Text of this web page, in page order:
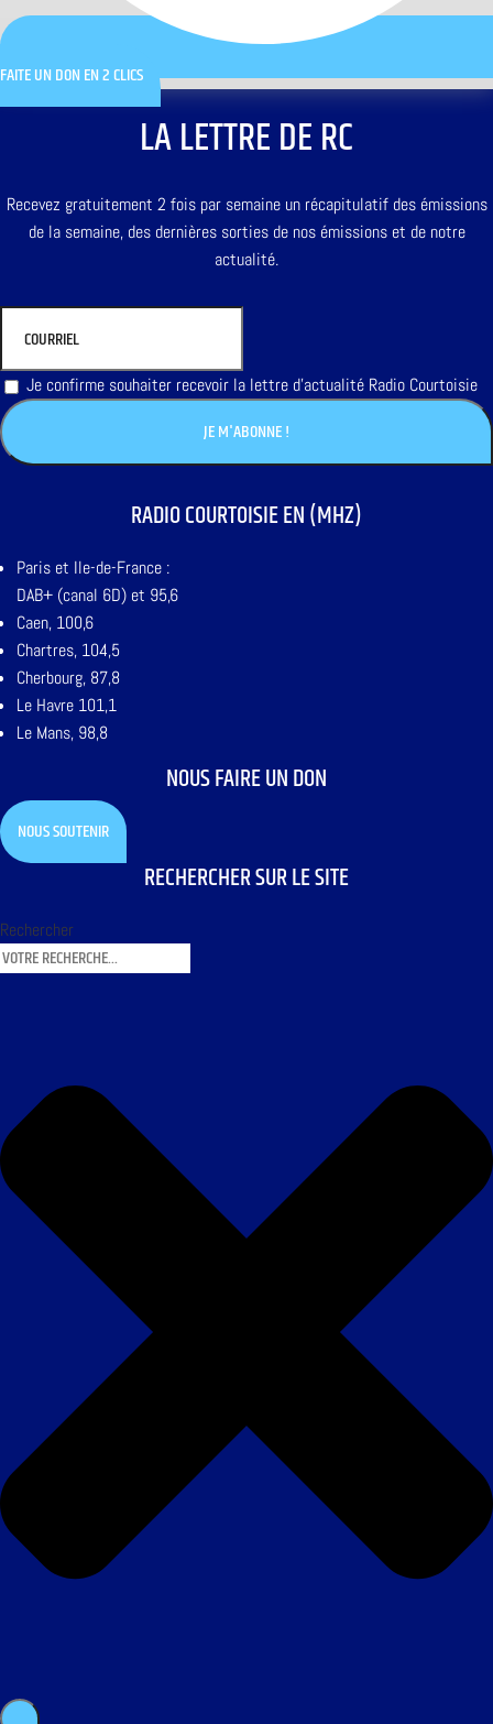
FAITE UN DON EN 2 CLICS
LA LETTRE DE RC
Recevez gratuitement 2 fois par semaine un récapitulatif des émissions
de la semaine, des dernières sorties de nos émissions et de notre
actualité.
Je confirme souhaiter recevoir la lettre d'actualité Radio Courtoisie
RADIO COURTOISIE EN (MHZ)
Paris et Ile-de-France :
DAB+ (canal 6D) et 95,6
Caen, 100,6
Chartres, 104,5
Cherbourg, 87,8
Le Havre 101,1
Le Mans, 98,8
NOUS FAIRE UN DON
NOUS SOUTENIR
RECHERCHER SUR LE SITE
Rechercher